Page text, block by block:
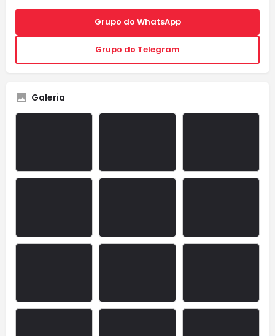
Grupo do WhatsApp
Grupo do Telegram
Galeria